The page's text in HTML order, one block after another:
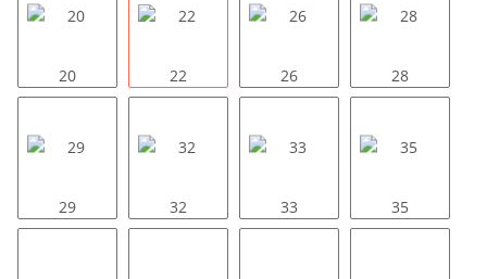
20 22 26 28
29 32 33 35